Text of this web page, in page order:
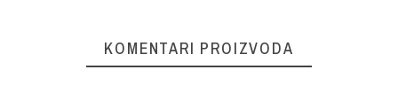
KOMENTARI PROIZVODA